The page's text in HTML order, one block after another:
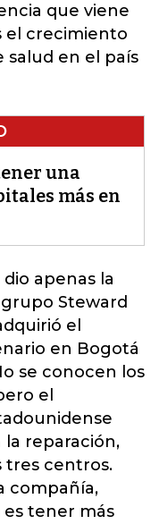
que viene
el crecimiento
salud en el país
una
más en
apenas la
grupo Steward
el
en Bogotá
se conocen los
el
la reparación,
tres centros.
compañía,
tener más